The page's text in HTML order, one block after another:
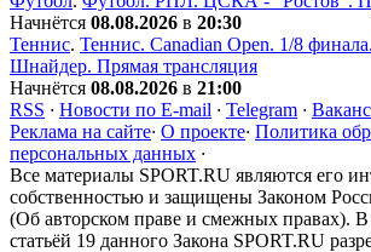
Начнётся 08.08.2026 в 20:30
Теннис. Теннис. Canadian Open. 1/8
Шнайдер. Прямая трансляция
Начнётся 08.08.2026 в 21:00
RSS · Новости по E-mail · Telegram ·
Реклама на сайте· О проекте· Политика
персональных данных ·
Все материалы SPORT.RU являются его
собственностью и защищены Законом
(Об авторском праве и смежных правах). В
статьёй 19 данного Закона SPORT.RU